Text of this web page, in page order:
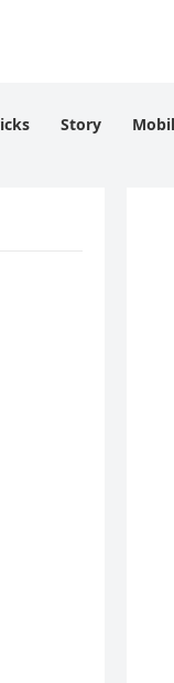
Story